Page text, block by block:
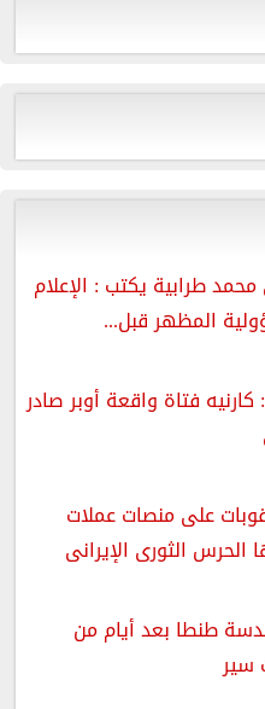
طرابية يكتب : الإعلام
المظهر قبل...
فتاة واقعة أوبر صادر
على منصات عملات
الثورى الإيرانى
طنطا بعد أيام من
سير